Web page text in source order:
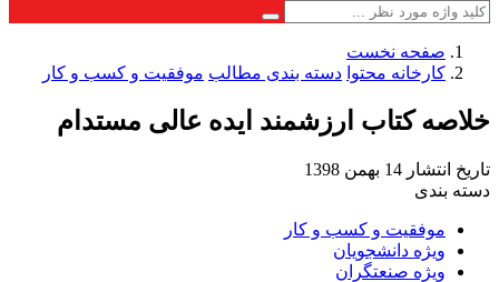
صفحه نخست
کارخانه محتوا دسته بندی مطالب موفقیت و کسب و کار
خلاصه کتاب ارزشمند ایده عالی مستدام
تاریخ انتشار 14 بهمن 1398
دسته بندی
موفقیت و کسب و کار
ویژه دانشجویان
ویژه صنعتگران